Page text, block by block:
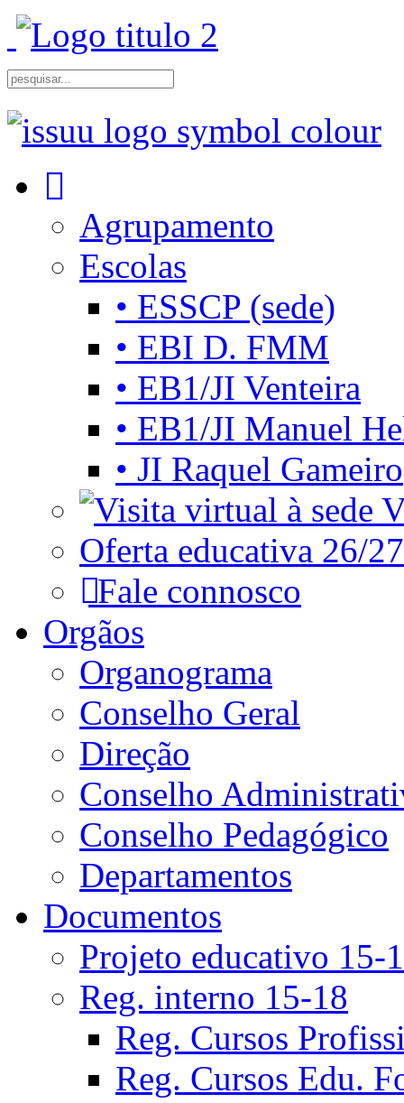
Agrupamento
Escolas
• ESSCP (sede)
• EBI D. FMM
• EB1/JI Venteira
• EB1/JI Manuel
• JI Raquel Gameiro
Oferta educativa 26/27
Fale connosco
Orgãos
Organograma
Conselho Geral
Direção
Conselho
Conselho Pedagógico
Departamentos
Documentos
Projeto educativo 15-
Reg. interno 15-18
Reg. Cursos
Reg. Cursos Edu.